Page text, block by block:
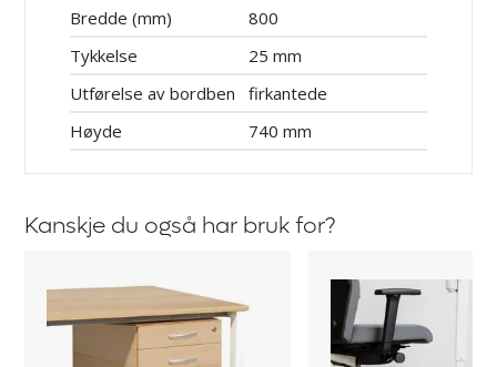
Bredde (mm)
800
Tykkelse
25 mm
Utførelse av bordben
firkantede
Høyde
740 mm
Kanskje du også har bruk for?
skrivebord
Protect